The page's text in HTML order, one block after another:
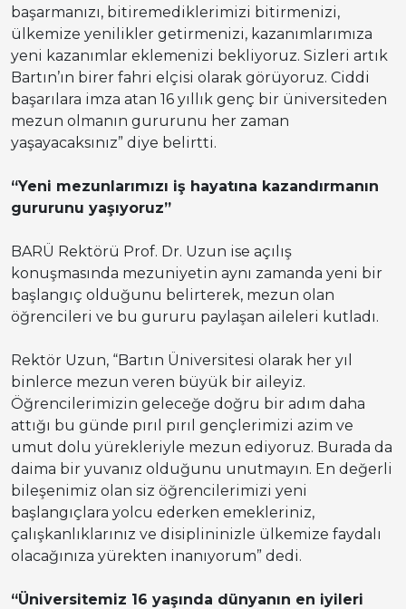
başarmanızı, bitiremediklerimizi bitirmenizi,
ülkemize yenilikler getirmenizi, kazanımlarımıza
yeni kazanımlar eklemenizi bekliyoruz. Sizleri artık
Bartın’ın birer fahri elçisi olarak görüyoruz. Ciddi
başarılara imza atan 16 yıllık genç bir üniversiteden
mezun olmanın gururunu her zaman
yaşayacaksınız” diye belirtti.
“Yeni mezunlarımızı iş hayatına kazandırmanın
gururunu yaşıyoruz”
BARÜ Rektörü Prof. Dr. Uzun ise açılış
konuşmasında mezuniyetin aynı zamanda yeni bir
başlangıç olduğunu belirterek, mezun olan
öğrencileri ve bu gururu paylaşan aileleri kutladı.
Rektör Uzun, “Bartın Üniversitesi olarak her yıl
binlerce mezun veren büyük bir aileyiz.
Öğrencilerimizin geleceğe doğru bir adım daha
attığı bu günde pırıl pırıl gençlerimizi azim ve
umut dolu yürekleriyle mezun ediyoruz. Burada da
daima bir yuvanız olduğunu unutmayın. En değerli
bileşenimiz olan siz öğrencilerimizi yeni
başlangıçlara yolcu ederken emekleriniz,
çalışkanlıklarınız ve disiplininizle ülkemize faydalı
olacağınıza yürekten inanıyorum” dedi.
“Üniversitemiz 16 yaşında dünyanın en iyileri